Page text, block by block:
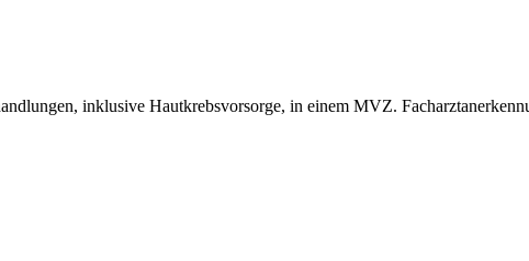
inklusive Hautkrebsvorsorge, in einem MVZ.